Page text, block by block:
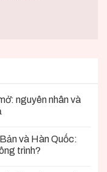
nguyên nhân và
và Hàn Quốc:
trình?